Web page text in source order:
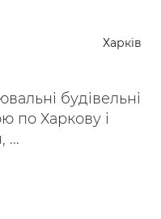
Харків
будівельні
по Харкову і
...